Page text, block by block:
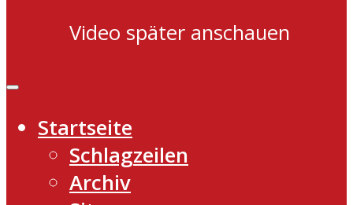
Video später anschauen
Startseite
Schlagzeilen
Archiv